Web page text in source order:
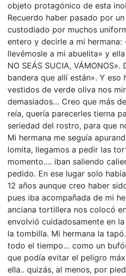
objeto protagónico de esta
Recuerdo haber pasado por
custodiado por muchos
entero y decirle a mi hermana:
llevémosle a mi abuelita» y
NO SEÁS SUCIA,
bandera que allí están». Y eso
vestidos de verde oliva nos
demasiados… Creo que más
reía, quería parecerles tierna
seriedad del rostro, para que
Mi hermana me seguía
lomita, llegamos a pedir las
momento…. iban saliendo
pedido. En ese lugar solo
12 años aunque creo haber
pues iba acompañada de mi
anciana tortillera nos colocó
envolvió cuidadosamente en
la tombilla. Mi hermana la
todo el tiempo… como un
que podía evitar el peligro
ella.. quizás, al menos, por